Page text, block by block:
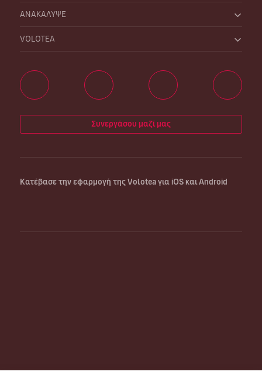
ΑΝΑΚΑΛΥΨΕ
VOLOTEA
Συνεργάσου μαζί μας
Κατέβασε την εφαρμογή της Volotea για iOS και Android